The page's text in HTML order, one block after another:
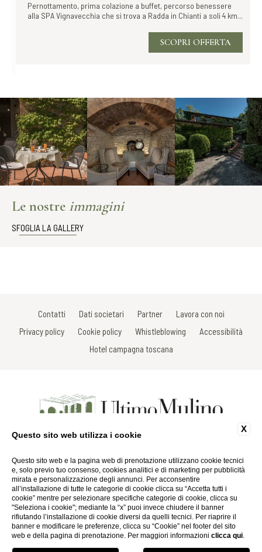
Pernottamento, prima colazione a buffet, percorso benessere
alla SPA Vignavecchia che si trova a Radda in Chianti a soli 4 km...
SCOPRI OFFERTA
Le nostre immagini
SFOGLIA LA GALLERY
Contatti Dati societari Partner
Lavora con noi
Privacy policy
Cookie policy Whistleblowing
Accessibilità
Hotel campagna toscana
Località La Ripresa di Vistarenni - 53013 Gaiole in Chianti - Siena - Italy
Fax: +39 0577 738659
Email:info@ultimomulino.it
P.Iva 01116290527
Website by Blastness
X
Questo sito web utilizza i cookie
Questo sito web e la pagina web di prenotazione utilizzano cookie tecnici
e, solo previo tuo consenso, cookies analitici e di marketing per pubblicità
mirata e personalizzazione degli annunci. Per acconsentire
all’installazione di tutte le categorie di cookie clicca su “Accetta tutti i
cookie” mentre per selezionare specifiche categorie di cookie, clicca su
"Seleziona i cookie"; mediante la “x” puoi invece chiudere il banner
rifiutando l’installazione di cookie diversi da quelli tecnici. Per riaprire il
banner e modificare le preferenze, clicca su “Cookie” nel footer del sito
web e della pagina di prenotazione. Per maggiori informazioni clicca qui